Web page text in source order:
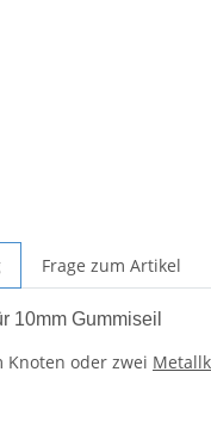
Frage zum Artikel
10mm Gummiseil
oder zwei